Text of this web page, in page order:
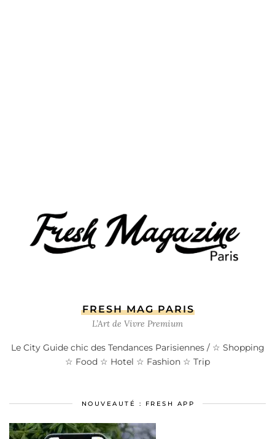
FRESH MAG PARIS
L’Art de Vivre Premium
Le City Guide chic des Tendances Parisiennes / ☆ Shopping
☆ Food ☆ Hotel ☆ Fashion ☆ Trip
NOUVEAUTÉ : FRESH APP